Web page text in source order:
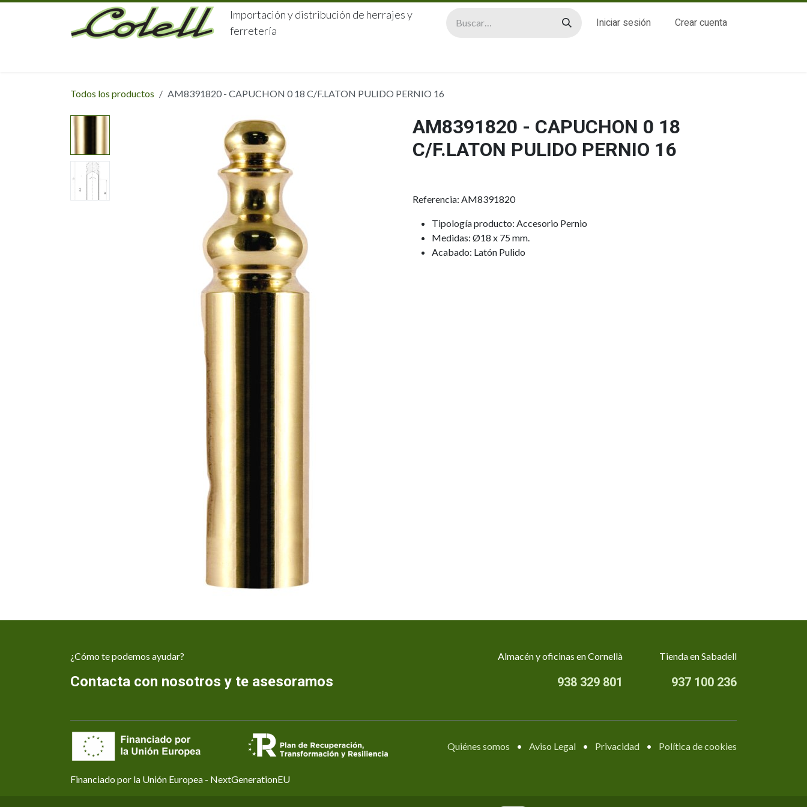
Ir al contenido
Importación y distribución de herrajes y
ferretería
Iniciar sesión Crear cuenta
Todos los productos AM8391820 - CAPUCHON 0 18 C/F.LATON PULIDO PERNIO 16
AM8391820 - CAPUCHON 0 18
C/F.LATON PULIDO PERNIO 16
Referencia: AM8391820
Tipología producto: Accesorio Pernio
Medidas: Ø18 x 75 mm.
Acabado: Latón Pulido
¿Cómo te podemos ayudar?
Contacta con nosotros y te asesoramos
Almacén y oficinas en Cornellà
938 329 801
Tienda en Sabadell
937 100 236
Quiénes somos • Aviso Legal • Privacidad • Política de cookies
Financiado por la Unión Europea - NextGenerationEU